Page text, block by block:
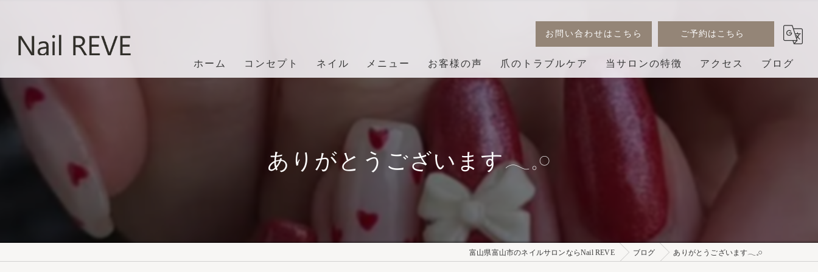
お問い合わせはこちら ご予約はこちら
ホーム コンセプト ネイル メニュー お客様の声 爪のトラブルケア 当サロンの特徴
デザイン
アクセス ブログ
ありがとうございます𓂃𓈒𓏸︎︎︎︎
富山県富山市のネイルサロンならNail REVE ブログ ありがとうございます𓂃𓈒𓏸︎︎︎︎